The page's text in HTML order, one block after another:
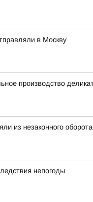
в Москву
производство
из незаконного
непогоды